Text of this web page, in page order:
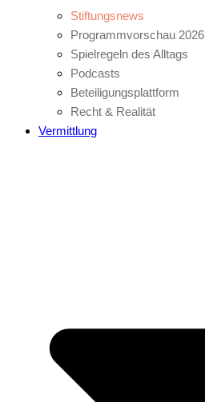
Stiftungsnews
Programmvorschau 2026
Spielregeln des Alltags
Podcasts
Beteiligungsplattform
Recht & Realität
Vermittlung